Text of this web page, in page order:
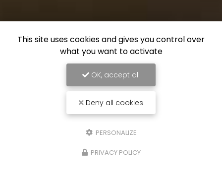
This site uses cookies and gives you control over
what you want to activate
OK, accept all
Deny all cookies
PERSONALIZE
PRIVACY POLICY